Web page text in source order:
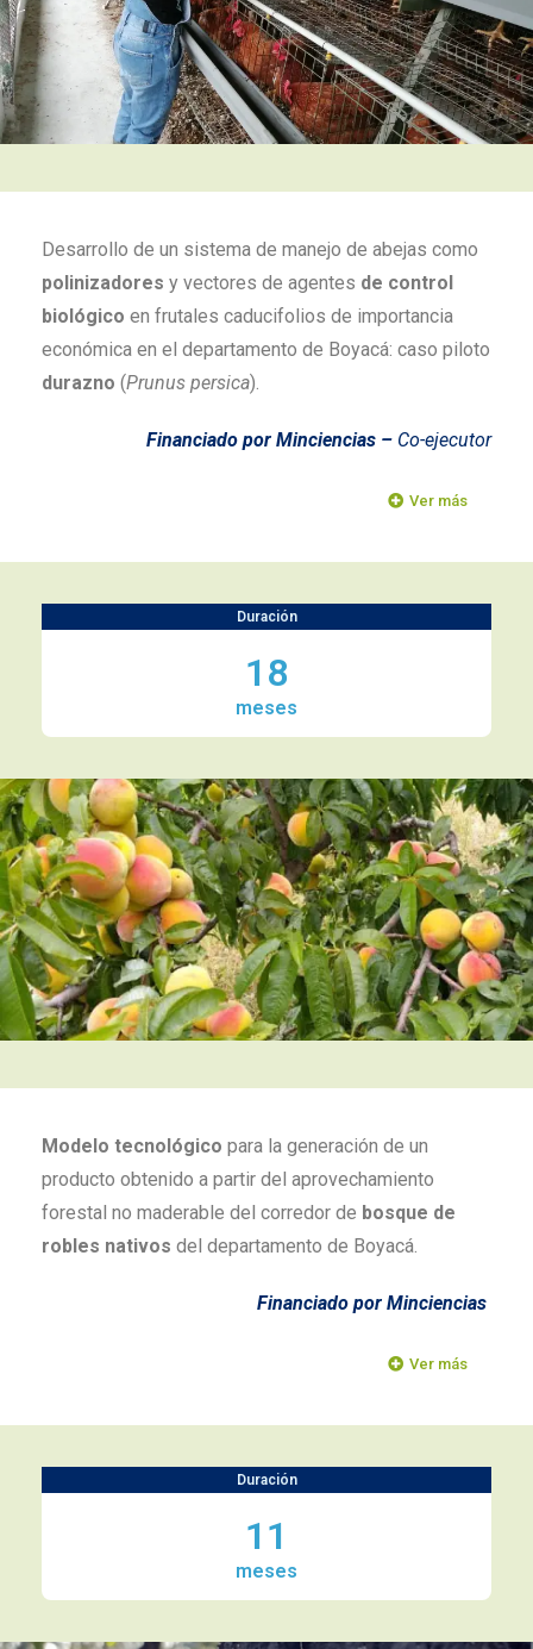
Desarrollo de un sistema de manejo de abejas como
polinizadores y vectores de agentes de control
biológico en frutales caducifolios de importancia
económica en el departamento de Boyacá: caso piloto
durazno (Prunus persica).
Financiado por Minciencias – Co-ejecutor
Ver más
Duración
18
meses
Modelo tecnológico para la generación de un
producto obtenido a partir del aprovechamiento
forestal no maderable del corredor de bosque de
robles nativos del departamento de Boyacá.
Financiado por Minciencias
Ver más
Duración
11
meses